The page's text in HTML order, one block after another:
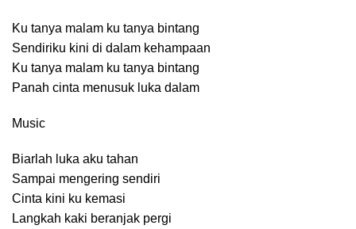
Ku tanya malam ku tanya bintang
Sendiriku kini di dalam kehampaan
Ku tanya malam ku tanya bintang
Panah cinta menusuk luka dalam
Music
Biarlah luka aku tahan
Sampai mengering sendiri
Cinta kini ku kemasi
Langkah kaki beranjak pergi